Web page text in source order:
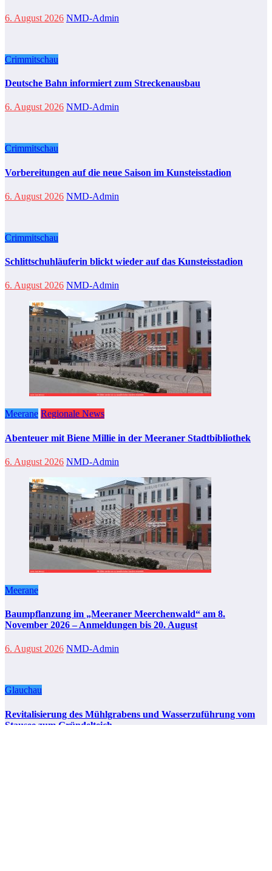
6. August 2026 NMD-Admin
Crimmitschau
Deutsche Bahn informiert zum Streckenausbau
6. August 2026 NMD-Admin
Crimmitschau
Vorbereitungen auf die neue Saison im Kunsteisstadion
6. August 2026 NMD-Admin
Crimmitschau
Schlittschuhläuferin blickt wieder auf das Kunsteisstadion
6. August 2026 NMD-Admin
Meerane Regionale News
Abenteuer mit Biene Millie in der Meeraner Stadtbibliothek
6. August 2026 NMD-Admin
Meerane
Baumpflanzung im „Meeraner Meerchenwald“ am 8.
November 2026 – Anmeldungen bis 20. August
6. August 2026 NMD-Admin
Glauchau
Revitalisierung des Mühlgrabens und Wasserzuführung vom
Stausee zum Gründelteich